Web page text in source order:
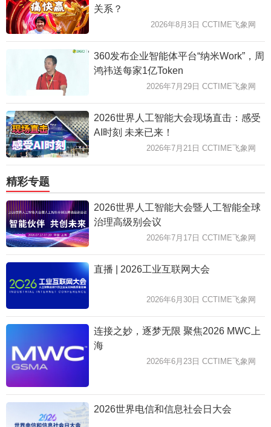
关系？
2026年8月3日 CCTIME飞象网
360发布企业智能体平台“纳米Work”，周
鸿祎送每家1亿Token
2026年7月29日 CCTIME飞象网
2026世界人工智能大会现场直击：感受
AI时刻 未来已来！
2026年7月21日 CCTIME飞象网
精彩专题
2026世界人工智能大会暨人工智能全球
治理高级别会议
2026年7月17日 CCTIME飞象网
直播 | 2026工业互联网大会
2026年6月30日 CCTIME飞象网
连接之妙，逐梦无限 聚焦2026 MWC上
海
2026年6月23日 CCTIME飞象网
2026世界电信和信息社会日大会